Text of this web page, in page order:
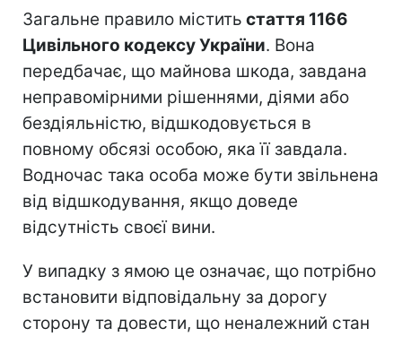
Загальне правило містить стаття 1166
Цивільного кодексу України. Вона
передбачає, що майнова шкода, завдана
неправомірними рішеннями, діями або
бездіяльністю, відшкодовується в
повному обсязі особою, яка її завдала.
Водночас така особа може бути звільнена
від відшкодування, якщо доведе
відсутність своєї вини.
У випадку з ямою це означає, що потрібно
встановити відповідальну за дорогу
сторону та довести, що неналежний стан